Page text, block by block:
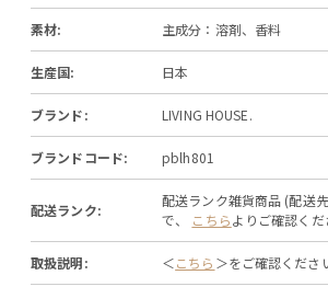
素材: 主成分：溶剤、香料
生産国: 日本
ブランド: LIVING HOUSE.
ブランドコード: pblh801
配送ランク:
配送ランク雑貨商品 (配送
で、 こちらよりご確認くだ
取扱説明: ＜こちら ＞をご確認くださ